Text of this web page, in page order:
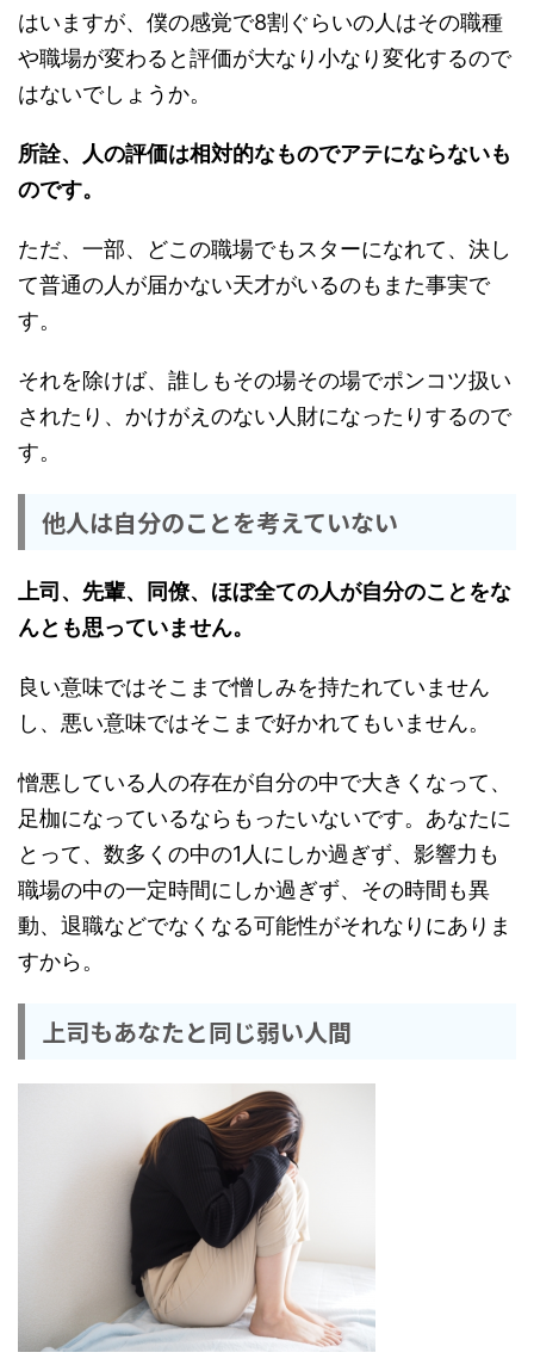
はいますが、僕の感覚で8割ぐらいの人はその職種
や職場が変わると評価が大なり小なり変化するので
はないでしょうか。
所詮、人の評価は相対的なものでアテにならないも
のです。
ただ、一部、どこの職場でもスターになれて、決し
て普通の人が届かない天才がいるのもまた事実で
す。
それを除けば、誰しもその場その場でポンコツ扱い
されたり、かけがえのない人財になったりするので
す。
他人は自分のことを考えていない
上司、先輩、同僚、ほぼ全ての人が自分のことをな
んとも思っていません。
良い意味ではそこまで憎しみを持たれていません
し、悪い意味ではそこまで好かれてもいません。
憎悪している人の存在が自分の中で大きくなって、
足枷になっているならもったいないです。あなたに
とって、数多くの中の1人にしか過ぎず、影響力も
職場の中の一定時間にしか過ぎず、その時間も異
動、退職などでなくなる可能性がそれなりにありま
すから。
上司もあなたと同じ弱い人間